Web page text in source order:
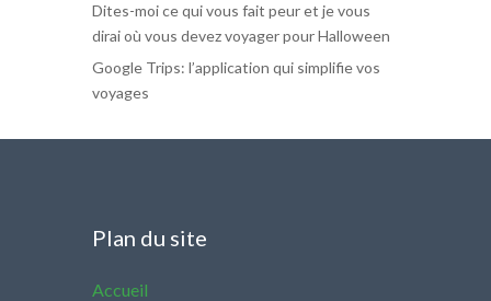
Dites-moi ce qui vous fait peur et je vous
dirai où vous devez voyager pour Halloween
Google Trips: l’application qui simplifie vos
voyages
Plan du site
Accueil